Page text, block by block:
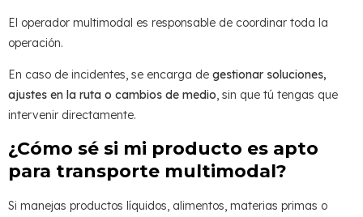
El operador multimodal es responsable de coordinar toda la
operación.
En caso de incidentes, se encarga de gestionar soluciones,
ajustes en la ruta o cambios de medio, sin que tú tengas que
intervenir directamente.
¿Cómo sé si mi producto es apto
para transporte multimodal?
Si manejas productos líquidos, alimentos, materias primas o